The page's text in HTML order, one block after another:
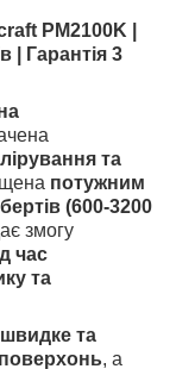
PM2100K |
| Гарантія 3
та
потужним
(600-3200
змогу
час
та
швидке та
, а